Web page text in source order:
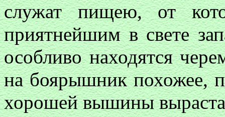
служат пищею, от
приятнейшим в свете
особливо находятся
на боярышник похожее,
хорошей вышины